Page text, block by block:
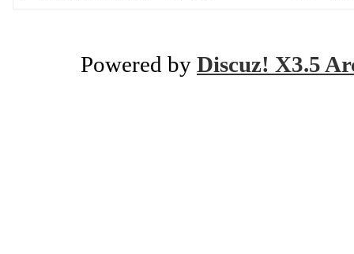
Powered by Discuz! X3.5